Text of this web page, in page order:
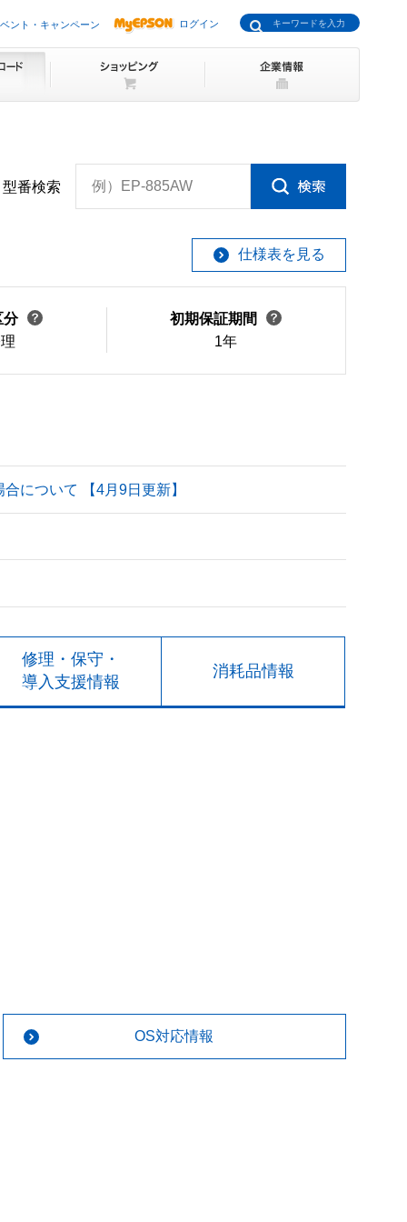
ント・キャンペーン ログイン
型番検索 例）EP-885AW
仕様表を見る
分
初期保証期間
1年
について 【4月9日更新】
修理・保守・
導入支援情報
消耗品情報
OS対応情報